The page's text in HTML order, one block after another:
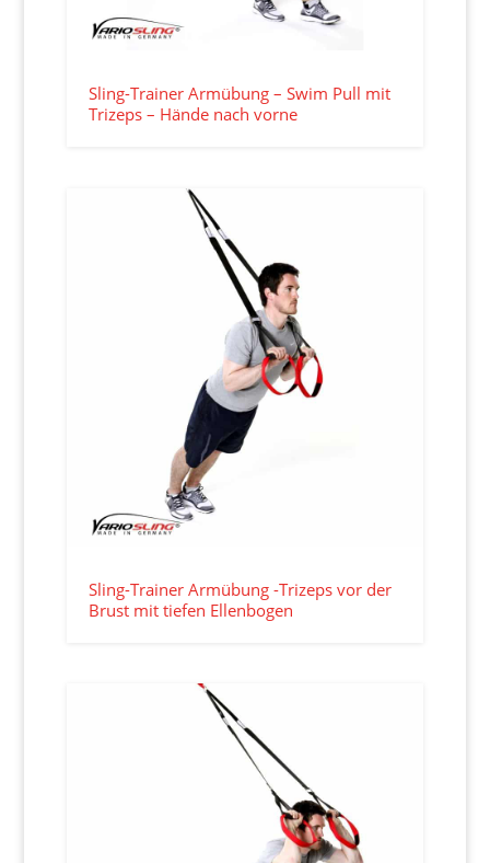
Sling-Trainer Armübung – Swim Pull mit
Trizeps – Hände nach vorne
Sling-Trainer Armübung -Trizeps vor der
Brust mit tiefen Ellenbogen